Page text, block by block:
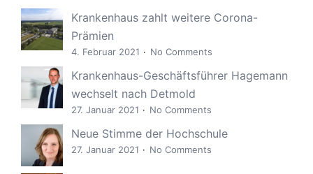
Krankenhaus zahlt weitere Corona-
Prämien
4. Februar 2021 No Comments
Krankenhaus-Geschäftsführer Hagemann
wechselt nach Detmold
27. Januar 2021 No Comments
Neue Stimme der Hochschule
27. Januar 2021 No Comments